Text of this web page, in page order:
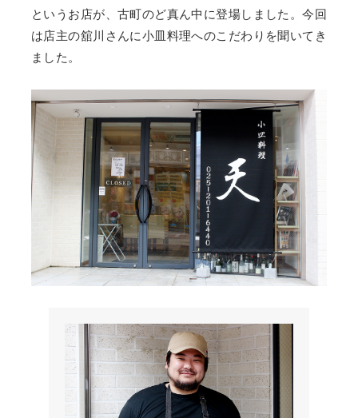
というお店が、古町のど真ん中に登場しました。今回
は店主の舘川さんに小皿料理へのこだわりを聞いてき
ました。